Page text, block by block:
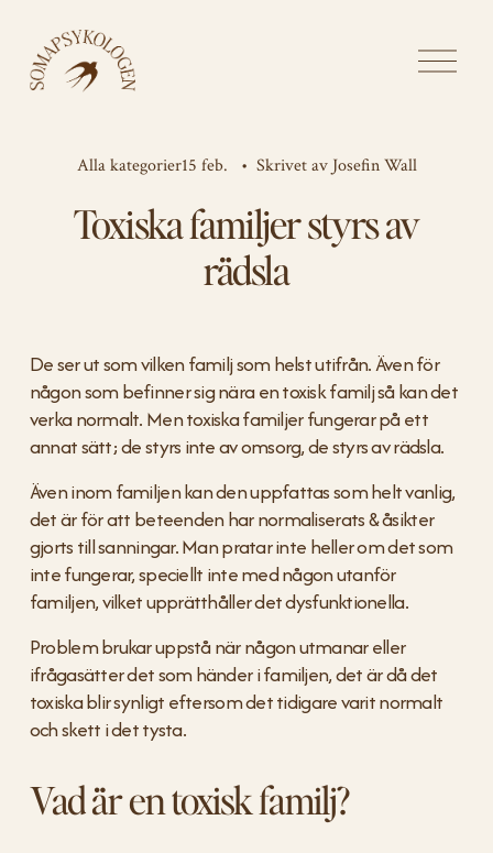
Ö
p
Toxiska familjer styrs av
rädsla
Alla kategorier15 feb. Skrivet av Josefin Wall
De ser ut som vilken familj som helst utifrån. Även för
någon som befinner sig nära en toxisk familj så kan det
verka normalt. Men toxiska familjer fungerar på ett
annat sätt; de styrs inte av omsorg, de styrs av rädsla.
Även inom familjen kan den uppfattas som helt vanlig,
det är för att beteenden har normaliserats & åsikter
gjorts till sanningar. Man pratar inte heller om det som
inte fungerar, speciellt inte med någon utanför
familjen, vilket upprätthåller det dysfunktionella.
Problem brukar uppstå när någon utmanar eller
ifrågasätter det som händer i familjen, det är då det
toxiska blir synligt eftersom det tidigare varit normalt
och skett i det tysta.
Vad är en toxisk familj?